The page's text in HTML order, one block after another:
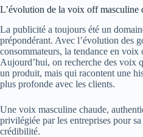
L’évolution de la voix off masculine
La publicité a toujours été un
prépondérant. Avec l’évolution des
consommateurs, la tendance en voix
Aujourd’hui, on recherche des voix
un produit, mais qui racontent une
plus profonde avec les clients.
Une voix masculine chaude,
privilégiée par les entreprises pour
crédibilité.